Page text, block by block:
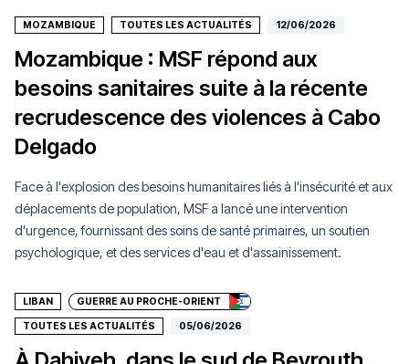
MOZAMBIQUE TOUTES LES ACTUALITÉS 12/06/2026
Mozambique : MSF répond aux
besoins sanitaires suite à la récente
recrudescence des violences à Cabo
Delgado
Face à l'explosion des besoins humanitaires liés à l'insécurité et aux
déplacements de population, MSF a lancé une intervention
d'urgence, fournissant des soins de santé primaires, un soutien
psychologique, et des services d'eau et d'assainissement.
Faire un don
LIBAN GUERRE AU PROCHE-ORIENT
TOUTES LES ACTUALITÉS 05/06/2026